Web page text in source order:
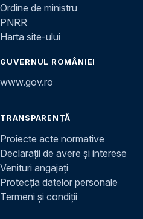
Ordine de ministru
PNRR
Harta site-ului
GUVERNUL ROMÂNIEI
www.gov.ro
TRANSPARENȚĂ
Proiecte acte normative
Declarații de avere și interese
Venituri angajați
Protecția datelor personale
Termeni și condiții